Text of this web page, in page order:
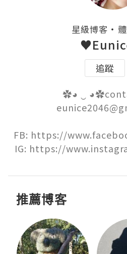
星級博客 ・
追蹤
✿◕ ‿
FB: https://
IG: https://
推薦博客